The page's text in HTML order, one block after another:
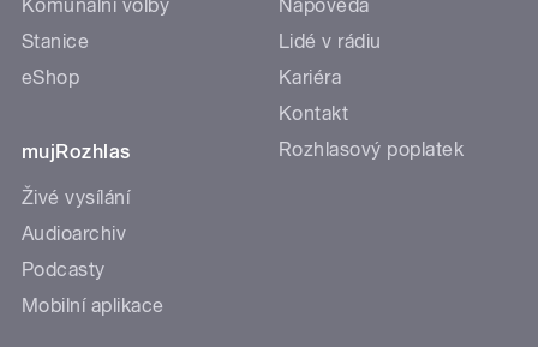
Komunální volby
Stanice
eShop
mujRozhlas
Živé vysílání
Audioarchiv
Podcasty
Mobilní aplikace
Nápověda
Lidé v rádiu
Kariéra
Kontakt
Rozhlasový poplatek